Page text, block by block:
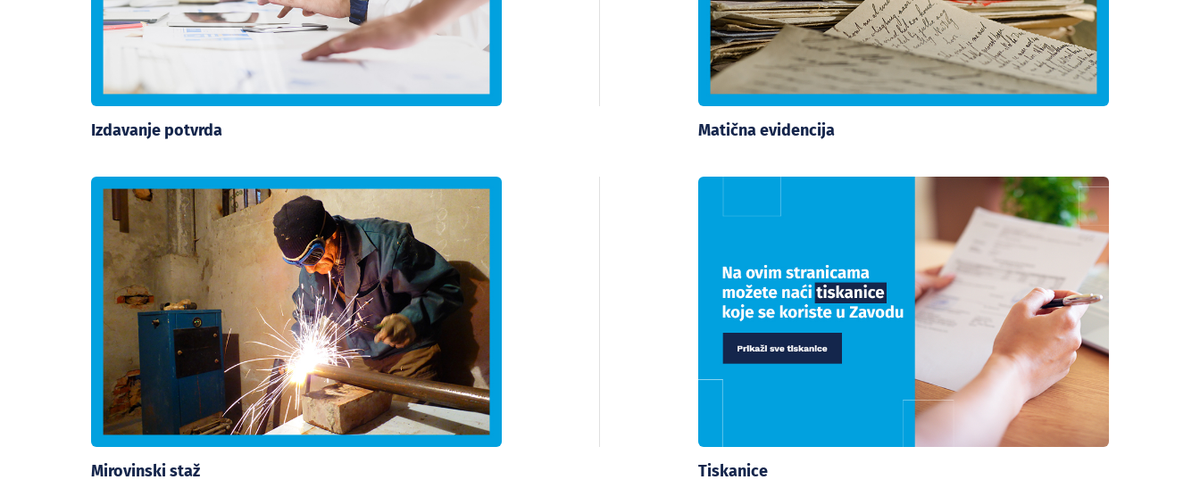
Izdavanje potvrda Matična evidencija
Mirovinski staž Tiskanice